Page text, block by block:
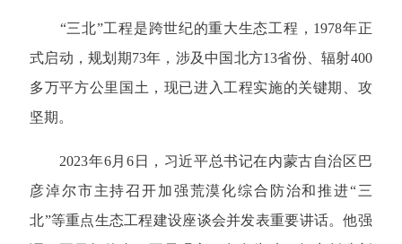
“三北”工程是跨世纪的重大生态工程，1978年正
式启动，规划期73年，涉及中国北方13省份、辐射400
多万平方公里国土，现已进入工程实施的关键期、攻
坚期。
2023年6月6日，习近平总书记在内蒙古自治区巴
彦淖尔市主持召开加强荒漠化综合防治和推进“三
北”等重点生态工程建设座谈会并发表重要讲话。他强